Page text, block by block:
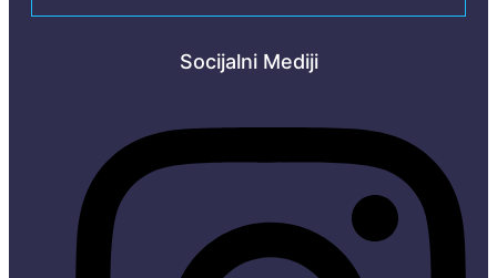
Socijalni Mediji